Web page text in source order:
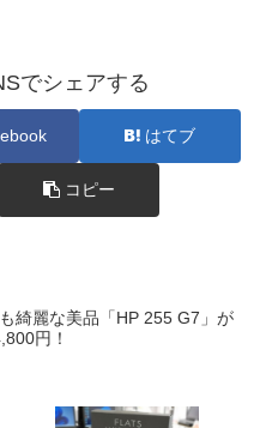
でシェアする
はてブ
コピー
綺麗な美品「HP 255 G7」が
円！